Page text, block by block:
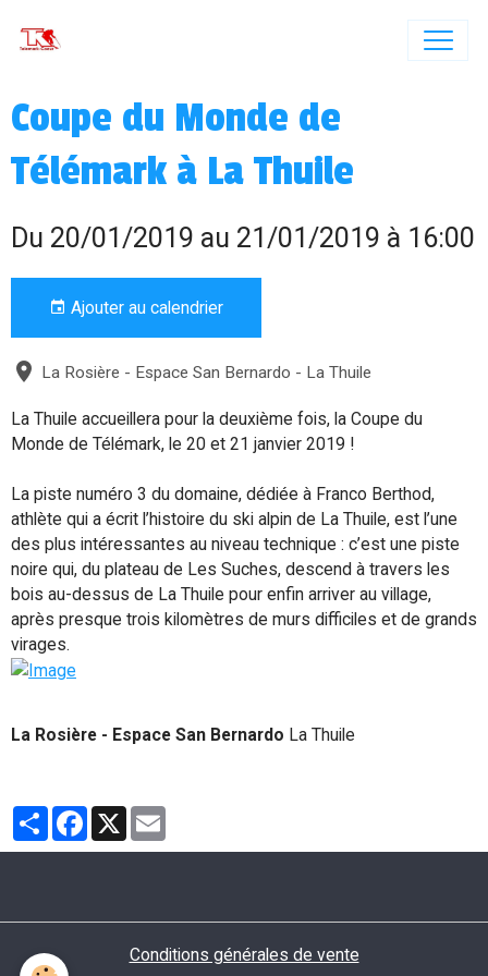
Coupe du Monde de
Télémark à La Thuile
Du 20/01/2019 au 21/01/2019 à 16:00
Ajouter au calendrier
La Rosière - Espace San Bernardo - La Thuile
La Thuile accueillera pour la deuxième fois, la Coupe du
Monde de Télémark, le 20 et 21 janvier 2019 !
La piste numéro 3 du domaine, dédiée à Franco Berthod,
athlète qui a écrit l’histoire du ski alpin de La Thuile, est l’une
des plus intéressantes au niveau technique : c’est une piste
noire qui, du plateau de Les Suches, descend à travers les
bois au-dessus de La Thuile pour enfin arriver au village,
après presque trois kilomètres de murs difficiles et de grands
virages.
La Rosière - Espace San Bernardo La Thuile
PartagerFacebook
X
Conditions générales de vente